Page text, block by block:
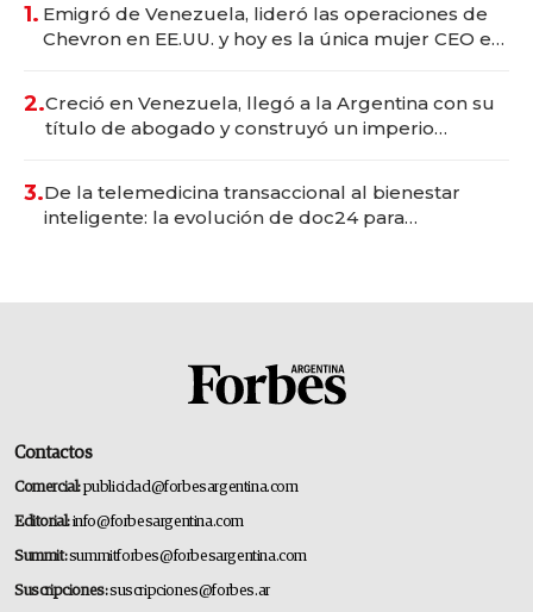
1. Emigró de Venezuela, lideró las operaciones de
Chevron en EE.UU. y hoy es la única mujer CEO en
2.Creció en Venezuela, llegó a la Argentina con su
título de abogado y construyó un imperio
3.De la telemedicina transaccional al bienestar
inteligente: la evolución de doc24 para
Contactos
Comercial:publicidad@forbesargentina.com
Editorial:info@forbesargentina.com
Summit:summitforbes@forbesargentina.com
Suscripciones:suscripciones@forbes.ar